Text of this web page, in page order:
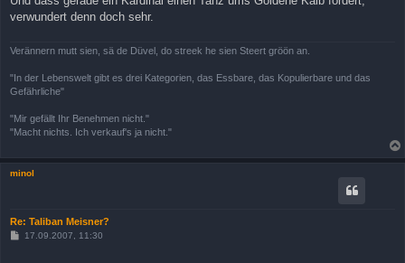
verwundert denn doch sehr.
Verännern mutt sien, sä de Düvel, do streek he sien Steert gröön an.
"In der Lebenswelt gibt es drei Kategorien, das Essbare, das Kopulierbare und das
Gefährliche"
"Mir gefällt Ihr Benehmen nicht."
"Macht nichts. Ich verkauf's ja nicht."
minol
Re: Taliban Meisner?
B17.09.2007, 11:30